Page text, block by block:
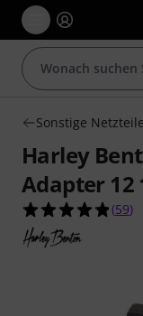
Sonstige Netzteile
Harley
Adapter 12
4.8
(59)